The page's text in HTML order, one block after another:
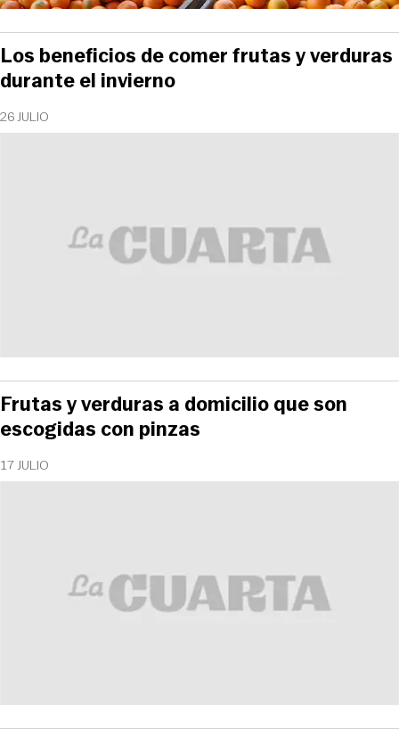
26 JULIO
Los beneficios de comer frutas y verduras
durante el invierno
17 JULIO
Frutas y verduras a domicilio que son
escogidas con pinzas